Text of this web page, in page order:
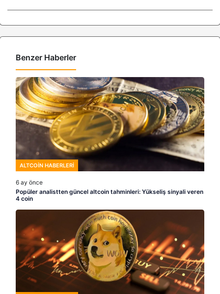
Benzer Haberler
ALTCOIN HABERLERI
6 ay önce
Popüler analistten güncel altcoin tahminleri: Yükseliş sinyali veren
4 coin